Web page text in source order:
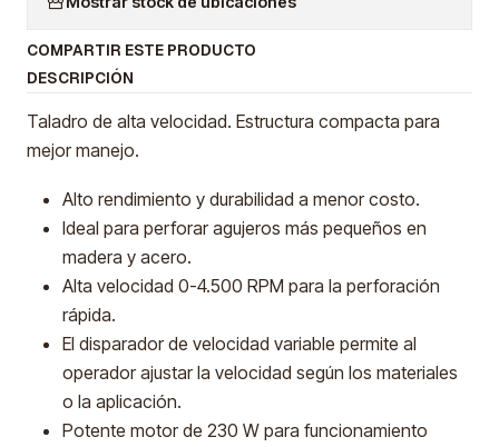
COMPARTIR ESTE PRODUCTO
DESCRIPCIÓN
Taladro de alta velocidad. Estructura compacta para
mejor manejo.
Alto rendimiento y durabilidad a menor costo.
Ideal para perforar agujeros más pequeños en
madera y acero.
Alta velocidad 0-4.500 RPM para la perforación
rápida.
El disparador de velocidad variable permite al
operador ajustar la velocidad según los materiales
o la aplicación.
Potente motor de 230 W para funcionamiento